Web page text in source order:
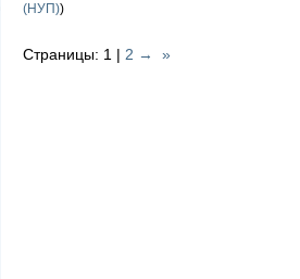
(НУП))
Страницы: 1 | 2 → »